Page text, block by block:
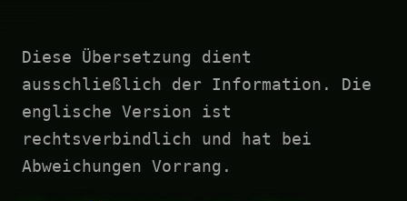
Diese Übersetzung dient
ausschließlich der Information. Die
englische Version ist
rechtsverbindlich und hat bei
Abweichungen Vorrang.